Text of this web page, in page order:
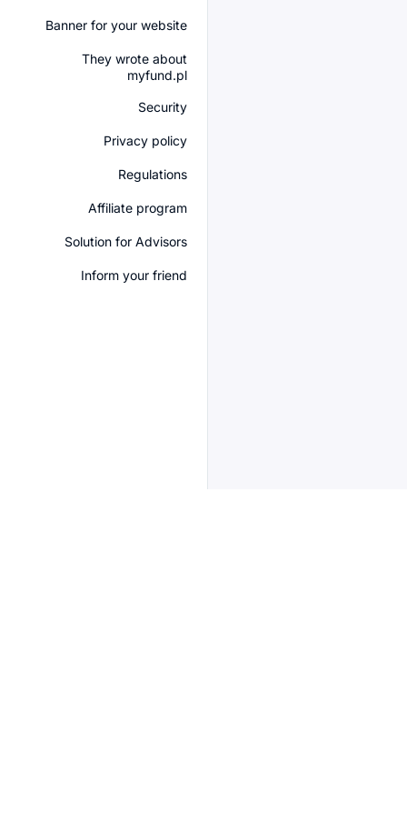
Banner for your website
They wrote about
myfund.pl
Security
Privacy policy
Regulations
Affiliate program
Solution for Advisors
Inform your friend